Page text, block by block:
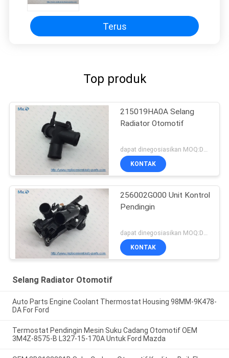
820056142
Terus
Top produk
215019HA0A Selang
Radiator Otomotif
dapat dinegosiasikan MOQ:Dapat dinegosiasikan
KONTAK
256002G000 Unit Kontrol
Pendingin
KONTAK
Selang Radiator Otomotif
Auto Parts Engine Coolant Thermostat Housing 98MM-9K478-
DA For Ford
Termostat Pendingin Mesin Suku Cadang Otomotif OEM
3M4Z-8575-B L327-15-170A Untuk Ford Mazda